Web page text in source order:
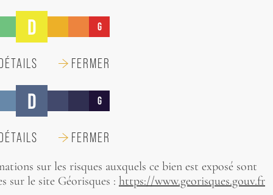
D G
FERMER
D G
FERMER
sur les risques auxquels ce bien est exposé sont
sur le site Géorisques : https://www.georisques.gouv.fr